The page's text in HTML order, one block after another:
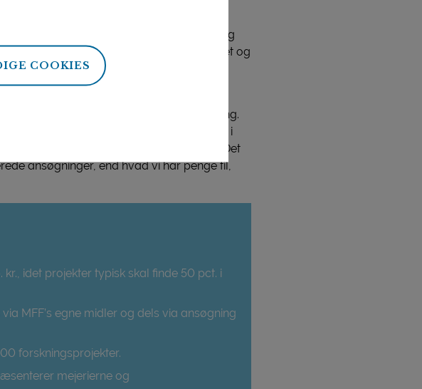
COOKIES
og de bruges til at dokumentere,
Derfor er det vigtigt, at de bedste og
at styrke uddannelserne inden for området og
motor for den faglige behandling af
hvilke projekter, der skal sættes i gang.
igennem, og ved bestyrelsesmødet midt i
og mest mejerirelevante ansøgninger. Det
ansøgninger, end hvad vi har penge til,
idet projekter typisk skal finde 50 pct. i
MFF’s egne midler og dels via ansøgning
forskningsprojekter.
mejerierne og